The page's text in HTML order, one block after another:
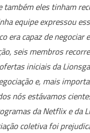
também eles tinham
equipe expressou
era capaz de
seis membros
iniciais da
e, mais
nós estávamos
da Netflix e
coletiva foi